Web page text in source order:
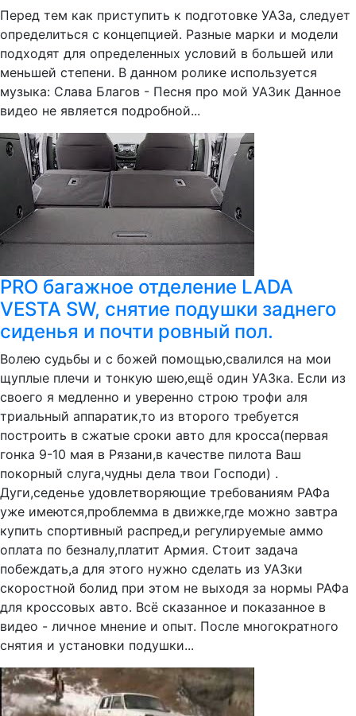
Перед тем как приступить к подготовке УАЗа, следует
определиться с концепцией. Разные марки и модели
подходят для определенных условий в большей или
меньшей степени. В данном ролике используется
музыка: Слава Благов - Песня про мой УАЗик Данное
видео не является подробной...
PRO багажное отделение LADA
VESTA SW, снятие подушки заднего
сиденья и почти ровный пол.
Волею судьбы и с божей помощью,свалился на мои
щуплые плечи и тонкую шею,ещё один УАЗка. Если из
своего я медленно и уверенно строю трофи аля
триальный аппаратик,то из второго требуется
построить в сжатые сроки авто для кросса(первая
гонка 9-10 мая в Рязани,в качестве пилота Ваш
покорный слуга,чудны дела твои Господи) .
Дуги,седенье удовлетворяющие требованиям РАФа
уже имеются,проблемма в движке,где можно завтра
купить спортивный распред,и регулируемые аммо
оплата по безналу,платит Армия. Стоит задача
побеждать,а для этого нужно сделать из УАЗки
скоростной болид при этом не выходя за нормы РАФа
для кроссовых авто. Всё сказанное и показанное в
видео - личное мнение и опыт. После многократного
снятия и установки подушки...